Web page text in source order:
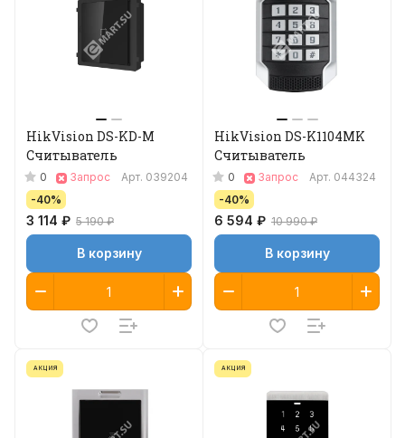
HikVision DS-KD-M
Считыватель
0 Запрос Арт. 039204
-40%
3 114 ₽ 5 190 ₽
В корзину
HikVision DS-K1104MK
Считыватель
0 Запрос Арт. 044324
-40%
6 594 ₽ 10 990 ₽
В корзину
АКЦИЯ АКЦИЯ